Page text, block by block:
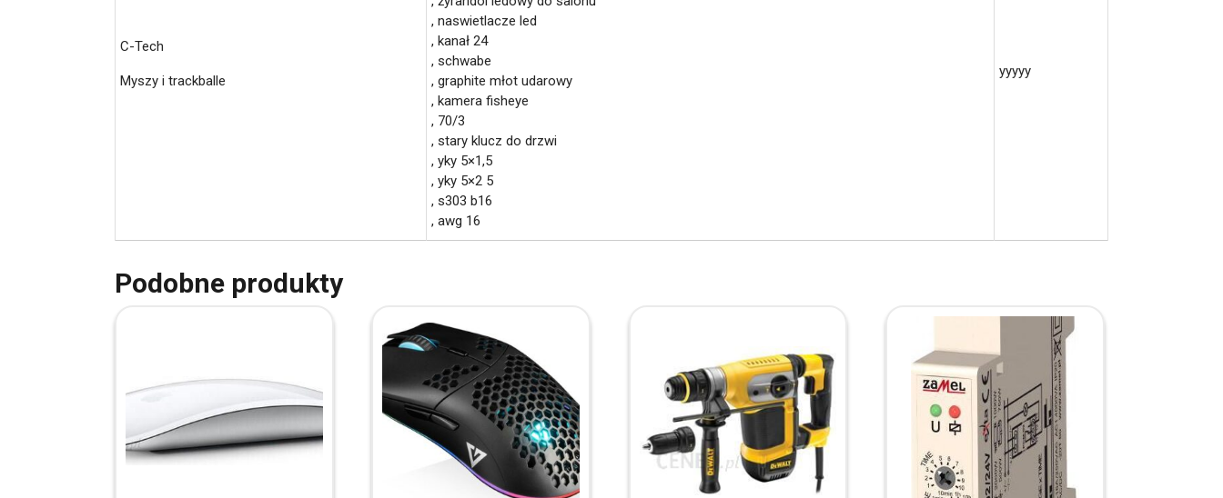
C-Tech
Myszy i trackballe
, naswietlacze led
, kanał 24
, schwabe
, graphite młot udarowy
, kamera fisheye
, 70/3
, stary klucz do drzwi
, yky 5×1,5
, yky 5×2 5
, s303 b16
, awg 16
yyyyy
Podobne produkty